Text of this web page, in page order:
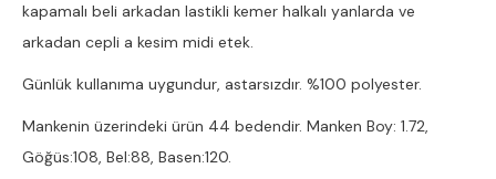
kapamalı beli arkadan lastikli kemer halkalı yanlarda ve
arkadan cepli a kesim midi etek.
Günlük kullanıma uygundur, astarsızdır. %100 polyester.
Mankenin üzerindeki ürün 44 bedendir. Manken Boy: 1.72,
Göğüs:108, Bel:88, Basen:120.